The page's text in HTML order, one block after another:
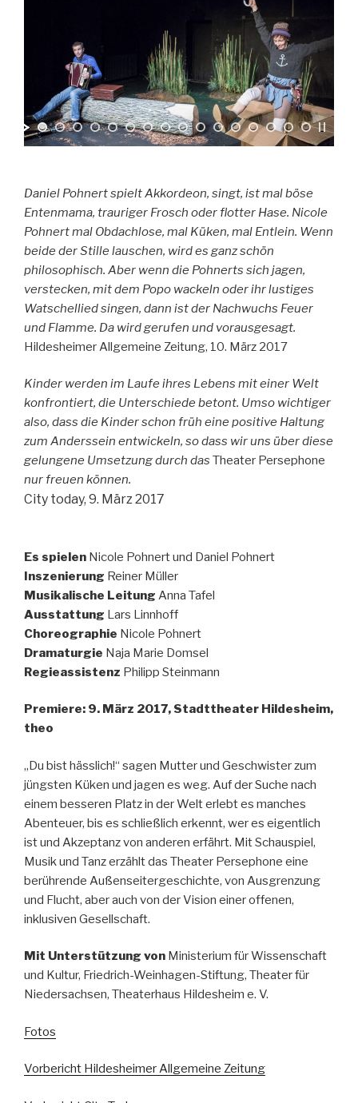
Daniel Pohnert spielt Akkordeon, singt, ist mal böse
Entenmama, trauriger Frosch oder flotter Hase. Nicole
Pohnert mal Obdachlose, mal Küken, mal Entlein. Wenn
beide der Stille lauschen, wird es ganz schön
philosophisch. Aber wenn die Pohnerts sich jagen,
verstecken, mit dem Popo wackeln oder ihr lustiges
Watschellied singen, dann ist der Nachwuchs Feuer
und Flamme. Da wird gerufen und vorausgesagt.
Hildesheimer Allgemeine Zeitung, 10. März 2017
Kinder werden im Laufe ihres Lebens mit einer Welt
konfrontiert, die Unterschiede betont. Umso wichtiger
also, dass die Kinder schon früh eine positive Haltung
zum Anderssein entwickeln, so dass wir uns über diese
gelungene Umsetzung durch das Theater Persephone
nur freuen können.
City today, 9. März 2017
Es spielen Nicole Pohnert und Daniel Pohnert
Inszenierung Reiner Müller
Musikalische Leitung Anna Tafel
Ausstattung Lars Linnhoff
Choreographie Nicole Pohnert
Dramaturgie Naja Marie Domsel
Regieassistenz Philipp Steinmann
Premiere: 9. März 2017, Stadttheater Hildesheim,
theo
„Du bist hässlich!“ sagen Mutter und Geschwister zum
jüngsten Küken und jagen es weg. Auf der Suche nach
einem besseren Platz in der Welt erlebt es manches
Abenteuer, bis es schließlich erkennt, wer es eigentlich
ist und Akzeptanz von anderen erfährt. Mit Schauspiel,
Musik und Tanz erzählt das Theater Persephone eine
berührende Außenseitergeschichte, von Ausgrenzung
und Flucht, aber auch von der Vision einer offenen,
inklusiven Gesellschaft.
Mit Unterstützung von Ministerium für Wissenschaft
und Kultur, Friedrich-Weinhagen-Stiftung, Theater für
Niedersachsen, Theaterhaus Hildesheim e. V.
Fotos
Vorbericht Hildesheimer Allgemeine Zeitung